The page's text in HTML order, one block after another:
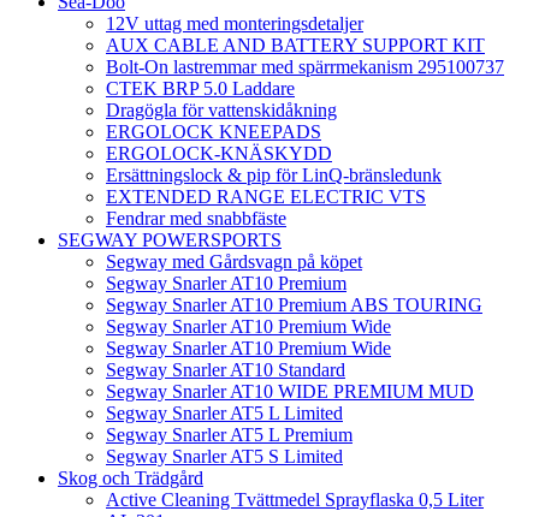
12V uttag med monteringsdetaljer
AUX CABLE AND BATTERY SUPPORT KIT
Bolt-On lastremmar med spärrmekanism 295100737
CTEK BRP 5.0 Laddare
Dragögla för vattenskidåkning
ERGOLOCK KNEEPADS
ERGOLOCK-KNÄSKYDD
Ersättningslock & pip för LinQ-bränsledunk
EXTENDED RANGE ELECTRIC VTS
Fendrar med snabbfäste
SEGWAY POWERSPORTS
Segway med Gårdsvagn på köpet
Segway Snarler AT10 Premium
Segway Snarler AT10 Premium ABS TOURING
Segway Snarler AT10 Premium Wide
Segway Snarler AT10 Premium Wide
Segway Snarler AT10 Standard
Segway Snarler AT10 WIDE PREMIUM MUD
Segway Snarler AT5 L Limited
Segway Snarler AT5 L Premium
Segway Snarler AT5 S Limited
Skog och Trädgård
Active Cleaning Tvättmedel Sprayflaska 0,5 Liter